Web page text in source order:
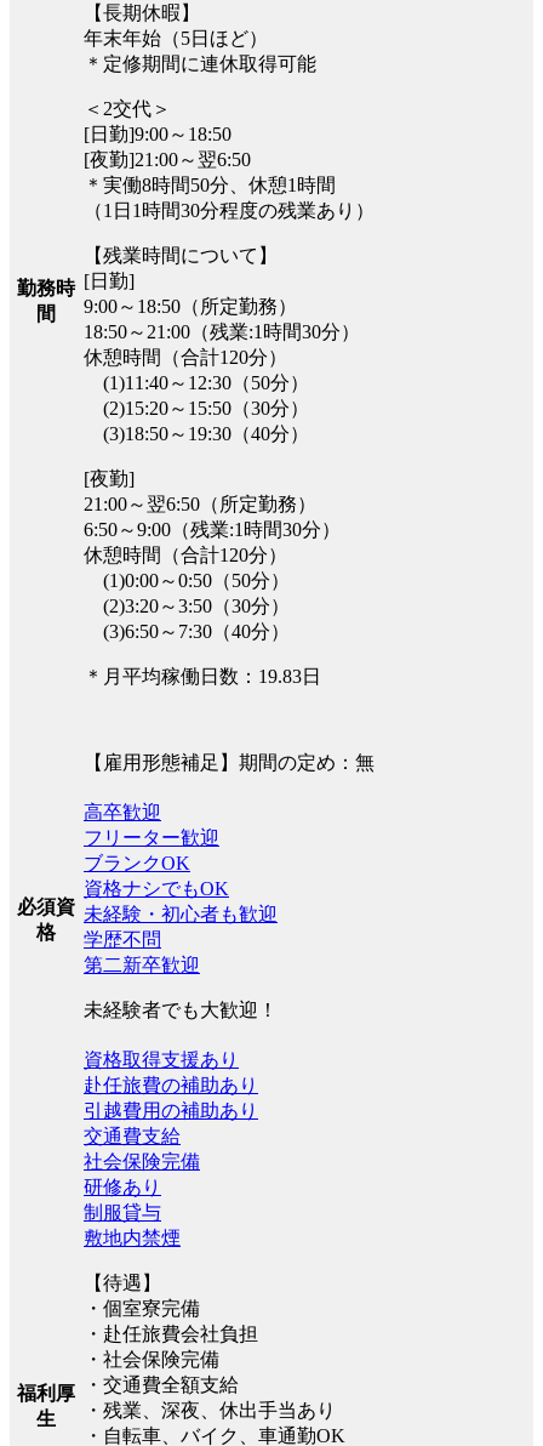
勤務時
間
【長期休暇】
年末年始（5日ほど）
＊定修期間に連休取得可能
＜2交代＞
[日勤]9:00～18:50
[夜勤]21:00～翌6:50
＊実働8時間50分、休憩1時間
（1日1時間30分程度の残業あり）
【残業時間について】
[日勤]
9:00～18:50（所定勤務）
18:50～21:00（残業:1時間30分）
休憩時間（合計120分）
(1)11:40～12:30（50分）
(2)15:20～15:50（30分）
(3)18:50～19:30（40分）
[夜勤]
21:00～翌6:50（所定勤務）
6:50～9:00（残業:1時間30分）
休憩時間（合計120分）
(1)0:00～0:50（50分）
(2)3:20～3:50（30分）
(3)6:50～7:30（40分）
＊月平均稼働日数：19.83日
【雇用形態補足】期間の定め：無
必須資
格
高卒歓迎
フリーター歓迎
ブランクOK
資格ナシでもOK
未経験・初心者も歓迎
学歴不問
第二新卒歓迎
未経験者でも大歓迎！
福利厚
生
資格取得支援あり
赴任旅費の補助あり
引越費用の補助あり
交通費支給
社会保険完備
研修あり
制服貸与
敷地内禁煙
【待遇】
・個室寮完備
・赴任旅費会社負担
・社会保険完備
・交通費全額支給
・残業、深夜、休出手当あり
・自転車、バイク、車通勤OK